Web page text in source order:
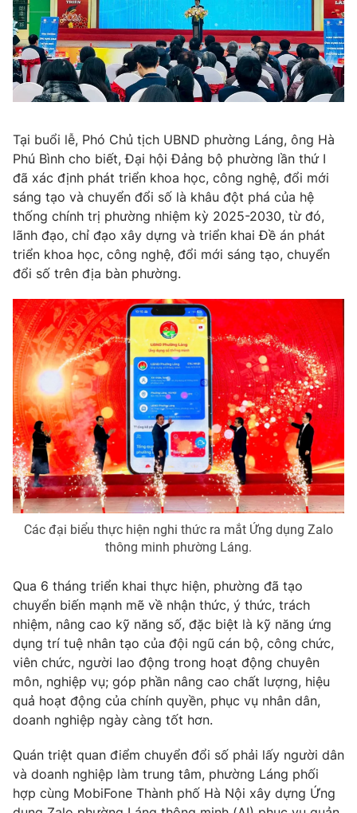
Góc doanh nghiệp
Truyền hình
Phim VTV
Hậu trường
Khán giả
Giải sao mai
Giải trí
Điện ảnh
Âm nhạc
Sao
Du lịch
Làm đẹp
Chất lượng cuộc sống
Giáo dục
Tuyển sinh
Học trực tuyến
Công nghệ
Hitech Công nghệ tương lai
Sản phẩm
Thị trường
Tư vấn
Giao lưu trực tuyến
Lịch phát sóng
Chuyên mục khác
Emagazine Podcast
Photo Infographic
Video Shorts video
VTV Money VTV Thể thao
Thị trường 24h Tấm lòng Việt
VTV4 Vươn mình bằng AI
VTV9 VTV8
Liên hệ tòa soạn English
Tại buổi lễ, Phó Chủ tịch UBND phường Láng, ông Hà
Phú Bình cho biết, Đại hội Đảng bộ phường lần thứ I
đã xác định phát triển khoa học, công nghệ, đổi mới
sáng tạo và chuyển đổi số là khâu đột phá của hệ
thống chính trị phường nhiệm kỳ 2025-2030, từ đó,
lãnh đạo, chỉ đạo xây dựng và triển khai Đề án phát
triển khoa học, công nghệ, đổi mới sáng tạo, chuyển
đổi số trên địa bàn phường.
Các đại biểu thực hiện nghi thức ra mắt Ứng dụng Zalo
thông minh phường Láng.
Qua 6 tháng triển khai thực hiện, phường đã tạo
chuyển biến mạnh mẽ về nhận thức, ý thức, trách
nhiệm, nâng cao kỹ năng số, đặc biệt là kỹ năng ứng
dụng trí tuệ nhân tạo của đội ngũ cán bộ, công chức,
viên chức, người lao động trong hoạt động chuyên
môn, nghiệp vụ; góp phần nâng cao chất lượng, hiệu
quả hoạt động của chính quyền, phục vụ nhân dân,
doanh nghiệp ngày càng tốt hơn.
Quán triệt quan điểm chuyển đổi số phải lấy người dân
và doanh nghiệp làm trung tâm, phường Láng phối
hợp cùng MobiFone Thành phố Hà Nội xây dựng Ứng